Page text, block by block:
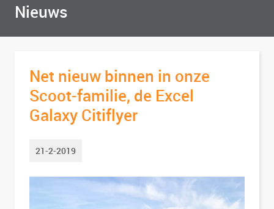
Nieuws
Net nieuw binnen in onze
Scoot-familie, de Excel
Galaxy Citiflyer
21-2-2019